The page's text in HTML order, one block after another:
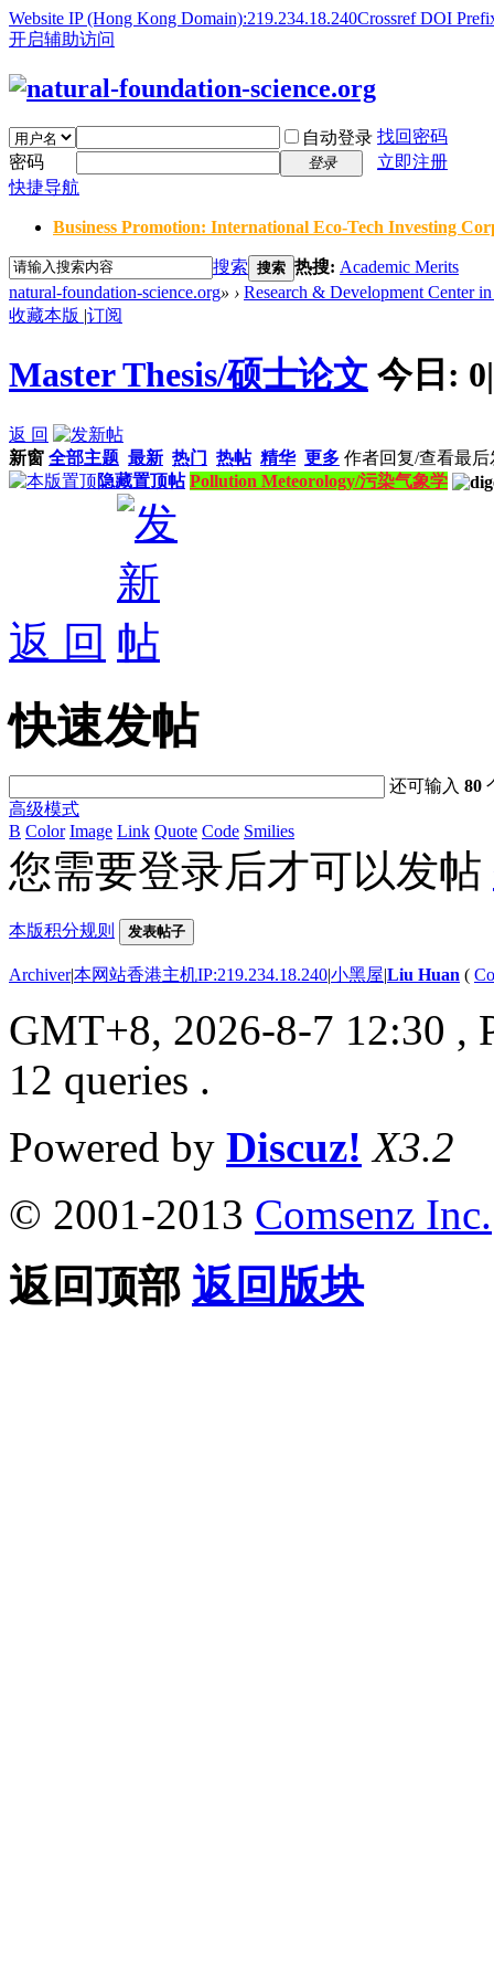
Website IP (Hong Kong Domain):219.234.18.240Crossref DOI
开启辅助访问
自动登录 找回密码
密码
登录
立即注册
快捷导航
Business Promotion: International Eco-Tech Investing
搜索 搜索 热搜: Academic Merits
natural-foundation-science.org» › Research & Development Center
收藏本版 |订阅
Master Thesis/硕士论文 今日: 0|
返 回
新窗 全部主题 最新 热门 热帖 精华 更多 作者回复/查看最后
隐藏置顶帖 Pollution Meteorology/污染气象学
返 回
快速发帖
还可输入80
高级模式
B Color Image Link Quote Code Smilies
您需要登录后才可以发帖
本版积分规则 发表帖子
Archiver|本网站香港主机IP:219.234.18.240|小黑屋|Liu Huan (
GMT+8, 2026-8-7 12:30 ,
12 queries .
Powered by Discuz! X3.2
© 2001-2013 Comsenz Inc.
返回顶部 返回版块